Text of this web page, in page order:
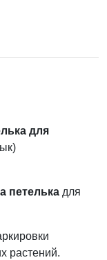
для
петелька для
растений.